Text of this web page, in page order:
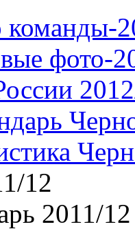
команды-
фото-
12
2011/12